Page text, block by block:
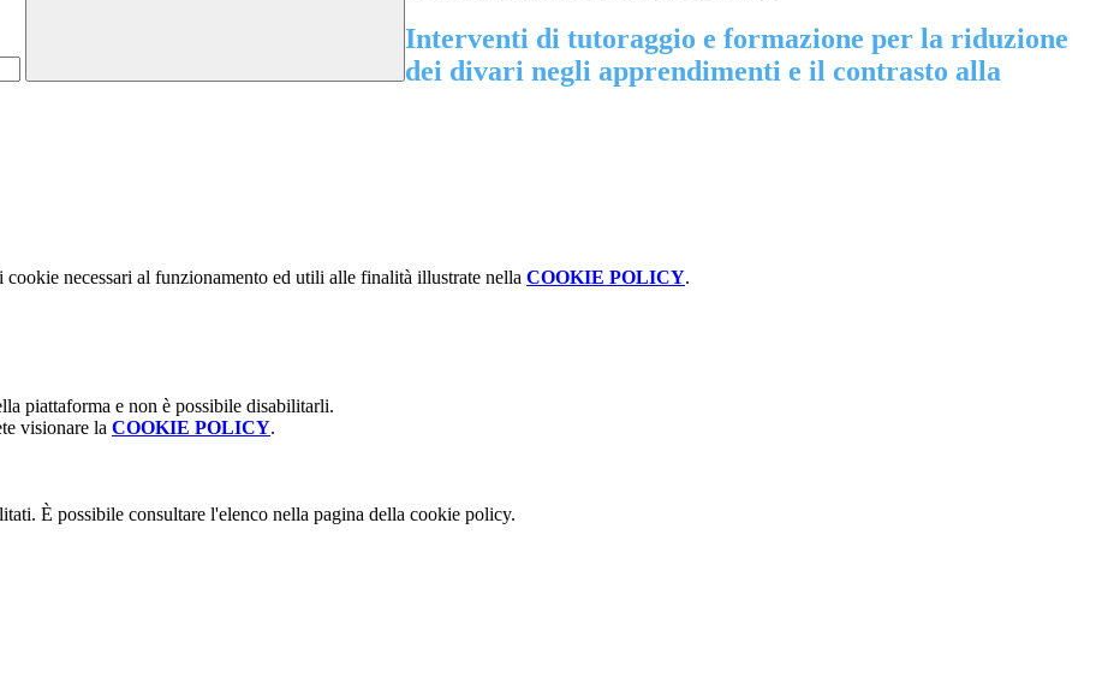
Interventi di tutoraggio e formazione per la riduzione
dei divari negli apprendimenti e il contrasto alla
necessari al funzionamento ed utili alle finalità illustrate nella COOKIE POLICY.
piattaforma e non è possibile disabilitarli.
visionare la COOKIE POLICY.
È possibile consultare l'elenco nella pagina della cookie policy.